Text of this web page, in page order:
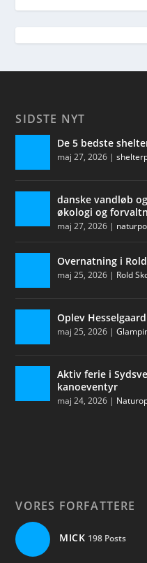
SIDSTE NYT
De 5 bedste
maj 27, 2026 |
danske vandløb
økologi og
maj 27, 2026 |
Overnatning i
maj 25, 2026 | Rold
Oplev
maj 25, 2026 |
Aktiv ferie i
kanoeventyr
maj 24, 2026 |
VORES FORFATTERE
MICK 198 Posts